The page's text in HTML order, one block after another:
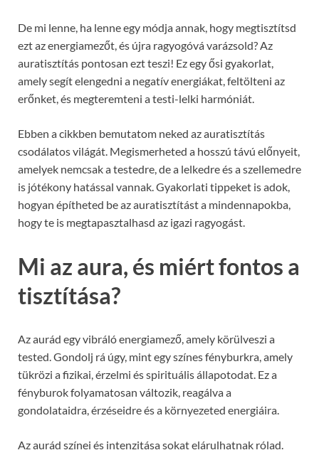
De mi lenne, ha lenne egy módja annak, hogy megtisztítsd
ezt az energiamezőt, és újra ragyogóvá varázsold? Az
auratisztítás pontosan ezt teszi! Ez egy ősi gyakorlat,
amely segít elengedni a negatív energiákat, feltölteni az
erőnket, és megteremteni a testi-lelki harmóniát.
Ebben a cikkben bemutatom neked az auratisztítás
csodálatos világát. Megismerheted a hosszú távú előnyeit,
amelyek nemcsak a testedre, de a lelkedre és a szellemedre
is jótékony hatással vannak. Gyakorlati tippeket is adok,
hogyan építheted be az auratisztítást a mindennapokba,
hogy te is megtapasztalhasd az igazi ragyogást.
Mi az aura, és miért fontos a
tisztítása?
Az aurád egy vibráló energiamező, amely körülveszi a
tested. Gondolj rá úgy, mint egy színes fényburkra, amely
tükrözi a fizikai, érzelmi és spirituális állapotodat. Ez a
fényburok folyamatosan változik, reagálva a
gondolataidra, érzéseidre és a környezeted energiáira.
Az aurád színei és intenzitása sokat elárulhatnak rólad.